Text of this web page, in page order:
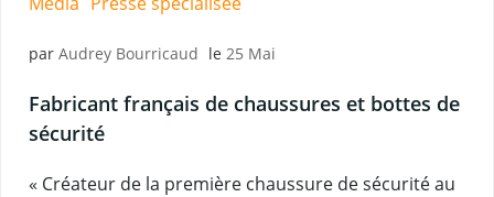
par Audrey Bourricaud le 25 Mai
Fabricant français de chaussures et bottes de
sécurité
« Créateur de la première chaussure de sécurité au